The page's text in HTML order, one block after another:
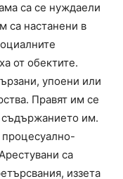
са се нуждаели
са настанени в
от обектите.
упоени или
Правят им се
съдържанието им.
са
иззета